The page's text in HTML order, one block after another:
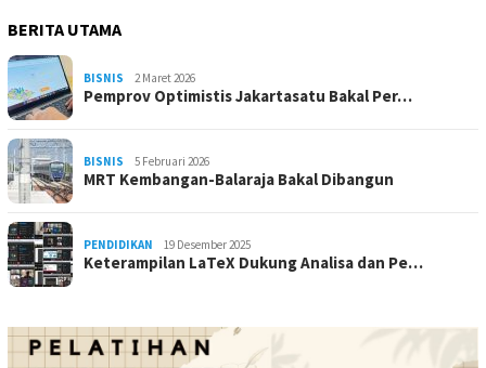
BERITA UTAMA
BISNIS 2 Maret 2026
Pemprov Optimistis Jakartasatu Bakal Per…
BISNIS 5 Februari 2026
MRT Kembangan-Balaraja Bakal Dibangun
PENDIDIKAN 19 Desember 2025
Keterampilan LaTeX Dukung Analisa dan Pe…